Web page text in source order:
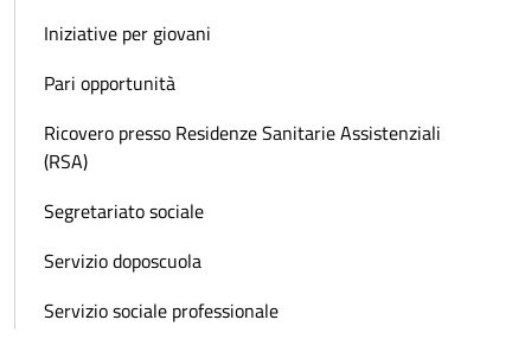
Iniziative per giovani
Pari opportunità
Ricovero presso Residenze Sanitarie Assistenziali
(RSA)
Segretariato sociale
Servizio doposcuola
Servizio sociale professionale